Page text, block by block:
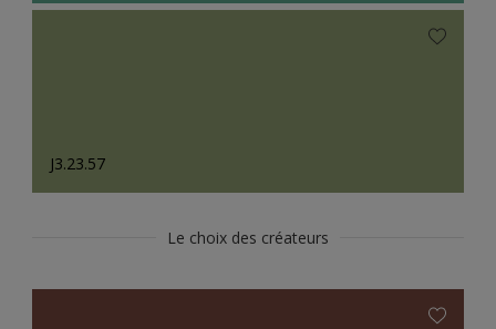
J3.23.57
Le choix des créateurs